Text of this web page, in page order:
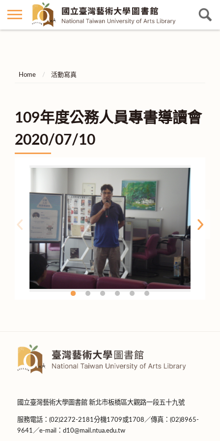
Home 活動寫真
109年度公務人員專書導讀會
2020/07/10
國立臺灣藝術大學圖書館 新北市板橋區大觀路一段五十九號
服務電話：(02)2272-2181分機1709或1708／傳真：(02)8965-
9641／e-mail：d10@mail.ntua.edu.tw